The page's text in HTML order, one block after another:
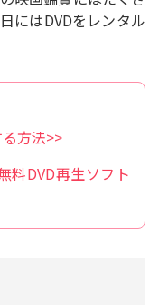
にはDVDをレンタル
方法>>
料DVD再生ソフト